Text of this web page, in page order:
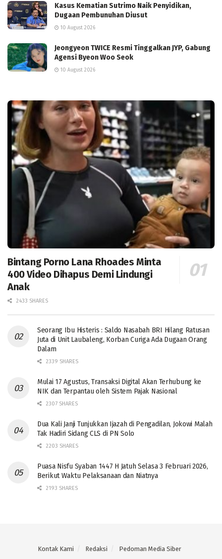
Kasus Kematian Sutrimo Naik Penyidikan,
Dugaan Pembunuhan Diusut
10 August 2026
Jeongyeon TWICE Resmi Tinggalkan JYP, Gabung
Agensi Byeon Woo Seok
10 August 2026
Bintang Porno Lana Rhoades Minta
400 Video Dihapus Demi Lindungi
Anak
2433 SHARES
Seorang Ibu Histeris : Saldo Nasabah BRI Hilang Ratusan
Juta di Unit Laubaleng, Korban Curiga Ada Dugaan Orang
Dalam
2339 SHARES
Mulai 17 Agustus, Transaksi Digital Akan Terhubung ke
NIK dan Terpantau oleh Sistem Pajak Nasional
2307 SHARES
Dua Kali Janji Tunjukkan Ijazah di Pengadilan, Jokowi Malah
Tak Hadiri Sidang CLS di PN Solo
2203 SHARES
Puasa Nisfu Syaban 1447 H Jatuh Selasa 3 Februari 2026,
Berikut Waktu Pelaksanaan dan Niatnya
2193 SHARES
Kontak Kami Redaksi Pedoman Media Siber